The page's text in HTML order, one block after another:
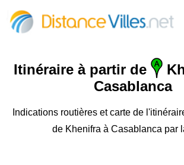
Itinéraire à partir de
Casablanca
Indications routières et carte de
de Khenifra à Casablanca par